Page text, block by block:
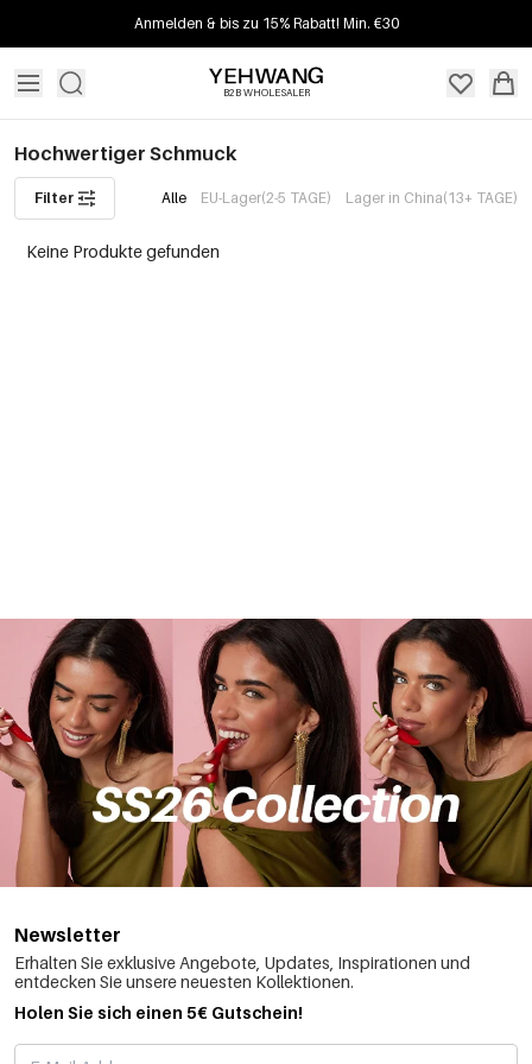
Anmelden & bis zu 15% Rabatt! Min. €30
B2B WHOLESALER
Hochwertiger Schmuck
Filter Alle EU-Lager(2-5 TAGE) Lager in China(13+ TAGE)
Keine Produkte gefunden
Newsletter
Erhalten Sie exklusive Angebote, Updates, Inspirationen und
entdecken Sie unsere neuesten Kollektionen.
Holen Sie sich einen 5€ Gutschein!